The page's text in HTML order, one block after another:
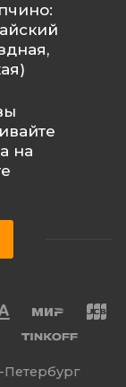
Петербург